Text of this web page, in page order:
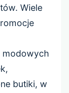
Wiele
modowych
butiki, w